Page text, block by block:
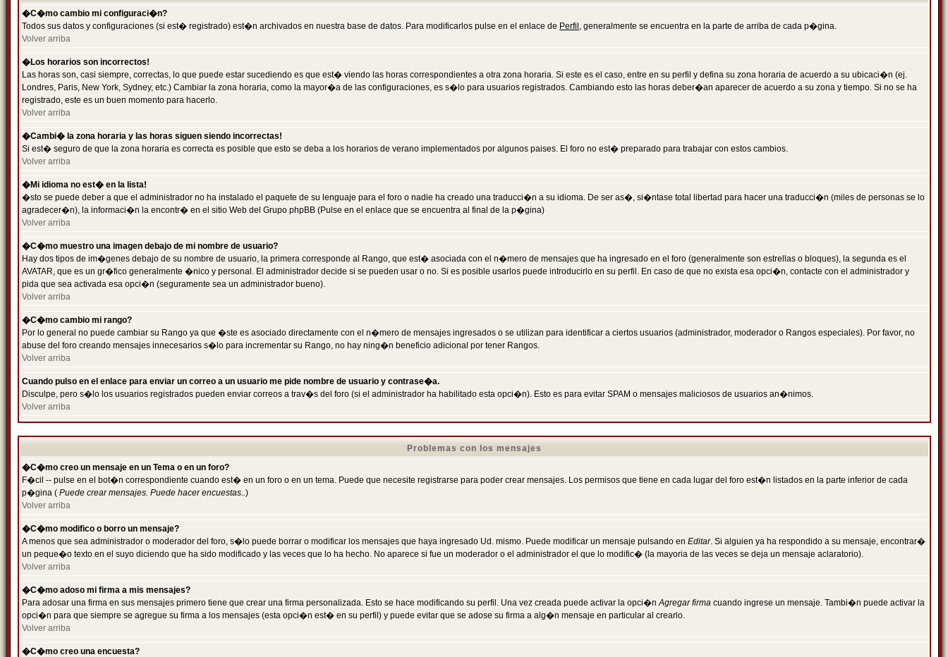
�C�mo cambio mi configuraci�n?
Todos sus datos y configuraciones (si est� registrado) est�n archivados en nuestra base de datos. Para modificarlos pulse en el enlace de Perfil , generalmente se encuentra en la parte de arriba de cada p�gina.
Volver arriba
�Los horarios son incorrectos!
Las horas son, casi siempre, correctas, lo que puede estar sucediendo es que est� viendo las horas correspondientes a otra zona horaria. Si este es el caso, entre en su perfil y defina su zona horaria de acuerdo a su ubicaci�n (ej.
Londres, Paris, New York, Sydney, etc.) Cambiar la zona horaria, como la mayor�a de las configuraciones, es s�lo para usuarios registrados. Cambiando esto las horas deber�an aparecer de acuerdo a su zona y tiempo. Si no se ha
registrado, este es un buen momento para hacerlo.
Volver arriba
�Cambi� la zona horaria y las horas siguen siendo incorrectas!
Si est� seguro de que la zona horaria es correcta es posible que esto se deba a los horarios de verano implementados por algunos paises. El foro no est� preparado para trabajar con estos cambios.
Volver arriba
�Mi idioma no est� en la lista!
�sto se puede deber a que el administrador no ha instalado el paquete de su lenguaje para el foro o nadie ha creado una traducci�n a su idioma. De ser as�, si�ntase total libertad para hacer una traducci�n (miles de personas se lo
agradecer�n), la informaci�n la encontr� en el sitio Web del Grupo phpBB (Pulse en el enlace que se encuentra al final de la p�gina)
Volver arriba
�C�mo muestro una imagen debajo de mi nombre de usuario?
Hay dos tipos de im�genes debajo de su nombre de usuario, la primera corresponde al Rango, que est� asociada con el n�mero de mensajes que ha ingresado en el foro (generalmente son estrellas o bloques), la segunda es el
AVATAR, que es un gr�fico generalmente �nico y personal. El administrador decide si se pueden usar o no. Si es posible usarlos puede introducirlo en su perfil. En caso de que no exista esa opci�n, contacte con el administrador y
pida que sea activada esa opci�n (seguramente sea un administrador bueno).
Volver arriba
�C�mo cambio mi rango?
Por lo general no puede cambiar su Rango ya que �ste es asociado directamente con el n�mero de mensajes ingresados o se utilizan para identificar a ciertos usuarios (administrador, moderador o Rangos especiales). Por favor, no
abuse del foro creando mensajes innecesarios s�lo para incrementar su Rango, no hay ning�n beneficio adicional por tener Rangos.
Volver arriba
Cuando pulso en el enlace para enviar un correo a un usuario me pide nombre de usuario y contrase�a.
Disculpe, pero s�lo los usuarios registrados pueden enviar correos a trav�s del foro (si el administrador ha habilitado esta opci�n). Esto es para evitar SPAM o mensajes maliciosos de usuarios an�nimos.
Volver arriba
Problemas con los mensajes
�C�mo creo un mensaje en un Tema o en un foro?
F�cil -- pulse en el bot�n correspondiente cuando est� en un foro o en un tema. Puede que necesite registrarse para poder crear mensajes. Los permisos que tiene en cada lugar del foro est�n listados en la parte inferior de cada
p�gina ( Puede crear mensajes. Puede hacer encuestas..)
Volver arriba
�C�mo modifico o borro un mensaje?
A menos que sea administrador o moderador del foro, s�lo puede borrar o modificar los mensajes que haya ingresado Ud. mismo. Puede modificar un mensaje pulsando en Editar. Si alguien ya ha respondido a su mensaje, encontrar�
un peque�o texto en el suyo diciendo que ha sido modificado y las veces que lo ha hecho. No aparece si fue un moderador o el administrador el que lo modific� (la mayoria de las veces se deja un mensaje aclaratorio).
Volver arriba
�C�mo adoso mi firma a mis mensajes?
Para adosar una firma en sus mensajes primero tiene que crear una firma personalizada. Esto se hace modificando su perfil. Una vez creada puede activar la opci�nAgregar firma cuando ingrese un mensaje. Tambi�n puede activar la
opci�n para que siempre se agregue su firma a los mensajes (esta opci�n est� en su perfil) y puede evitar que se adose su firma a alg�n mensaje en particular al crearlo.
Volver arriba
�C�mo creo una encuesta?